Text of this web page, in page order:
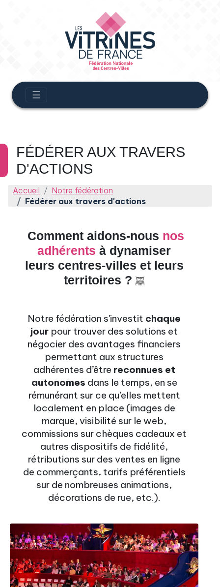
☰
FÉDÉRER AUX TRAVERS
D'ACTIONS
Accueil
Notre fédération
Fédérer aux travers d'actions
Comment aidons-nous nos
adhérents à dynamiser
leurs centres-villes et leurs
territoires ?
Notre fédération s'investit chaque
jour pour trouver des solutions et
négocier des avantages financiers
permettant aux structures
adhérentes d’être reconnues et
autonomes dans le temps, en se
rémunérant sur ce qu’elles mettent
localement en place (images de
marque, visibilité sur le web,
commissions sur chèques cadeaux et
autres dispositifs de fidélité,
rétributions sur des ventes en ligne
de commerçants, tarifs préférentiels
sur de nombreuses animations,
décorations de rue, etc.).